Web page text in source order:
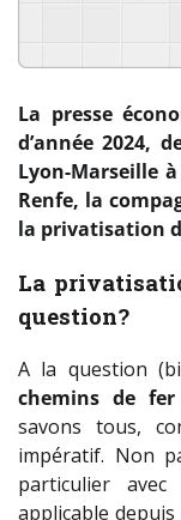
La presse
d’année 2024,
Lyon-Marseille
Renfe, la
la privatisation
La
question?
A la question
chemins de
savons tous,
impératif. Non
particulier
applicable